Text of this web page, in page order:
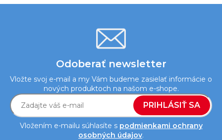
s
u
Odoberať newsletter
Vložte svoj e-mail a my Vám budeme zasielať informácie o
nových produktoch na našom e-shope.
Vložením e-mailu súhlasíte s podmienkami ochrany
osobných údajov.
PRIHLÁSIŤ SA